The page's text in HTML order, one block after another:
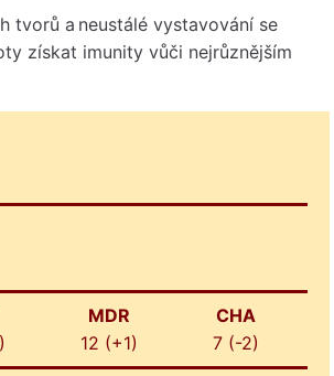
tvorů a neustálé vystavování se
získat imunity vůči nejrůznějším
MDR
12 (+1)
CHA
7 (-2)